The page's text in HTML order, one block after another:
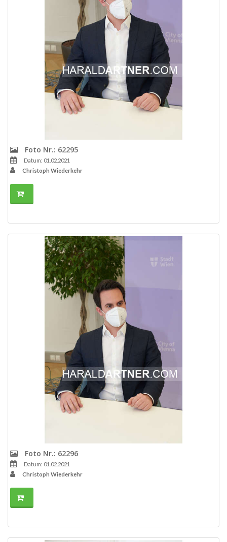
Foto Nr.: 62295
Datum: 01.02.2021
Christoph Wiederkehr
Foto Nr.: 62296
Datum: 01.02.2021
Christoph Wiederkehr